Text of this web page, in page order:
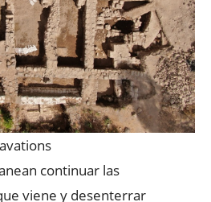
continuar las
viene y desenterrar